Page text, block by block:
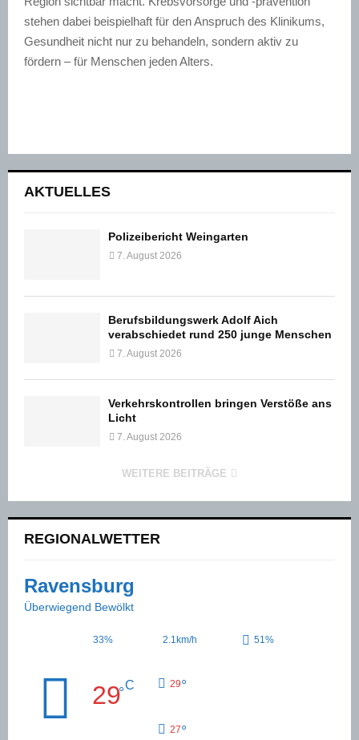
stehen dabei beispielhaft für den Anspruch des Klinikums,
Gesundheit nicht nur zu behandeln, sondern aktiv zu
fördern – für Menschen jeden Alters.
AKTUELLES
Polizeibericht Weingarten
7. August 2026
Berufsbildungswerk Adolf Aich
verabschiedet rund 250 junge Menschen
7. August 2026
Verkehrskontrollen bringen Verstöße ans
Licht
7. August 2026
WEITERE BEITRÄGE
REGIONALWETTER
Ravensburg
Überwiegend Bewölkt
33% 2.1km/h 51%
29°C 29°
27°